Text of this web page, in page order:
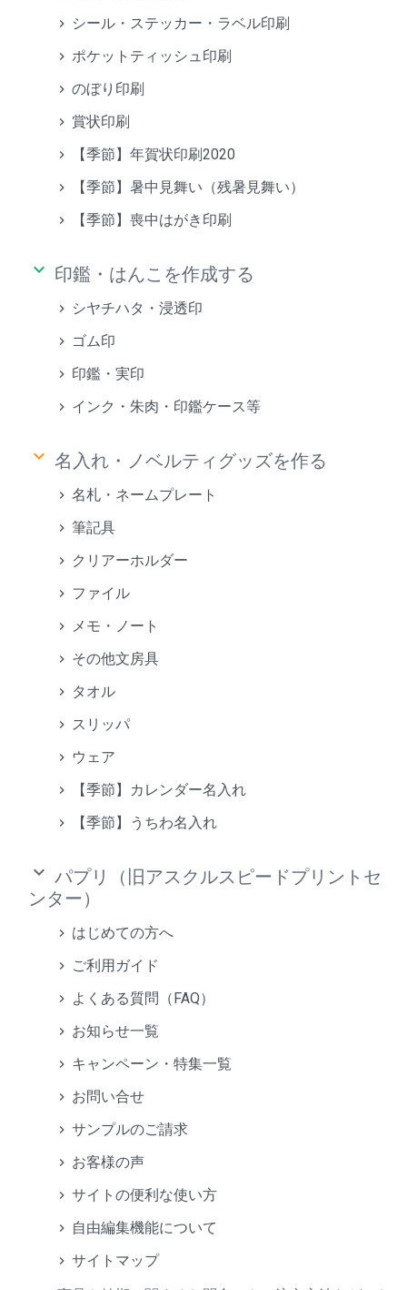
シール・ステッカー・ラベル印刷
ポケットティッシュ印刷
のぼり印刷
賞状印刷
【季節】年賀状印刷2020
【季節】暑中見舞い（残暑見舞い）
【季節】喪中はがき印刷
keyboard_arrow_down 印鑑・はんこを作成する
シヤチハタ・浸透印
ゴム印
印鑑・実印
インク・朱肉・印鑑ケース等
keyboard_arrow_down 名入れ・ノベルティグッズを作る
名札・ネームプレート
筆記具
クリアーホルダー
ファイル
メモ・ノート
その他文房具
タオル
スリッパ
ウェア
【季節】カレンダー名入れ
【季節】うちわ名入れ
keyboard_arrow_down パプリ（旧アスクルスピードプリントセ
ンター）
はじめての方へ
ご利用ガイド
よくある質問（FAQ）
お知らせ一覧
キャンペーン・特集一覧
お問い合せ
サンプルのご請求
お客様の声
サイトの便利な使い方
自由編集機能について
サイトマップ